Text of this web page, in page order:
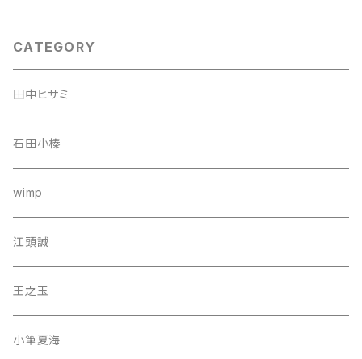
CATEGORY
田中ヒサミ
石田小榛
wimp
江頭誠
王之玉
小筆夏海